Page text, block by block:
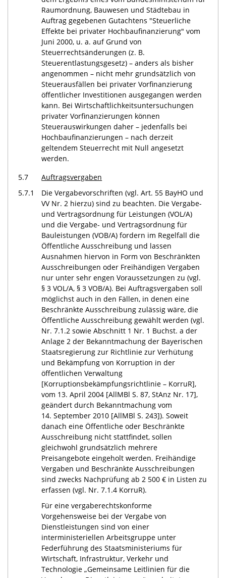
Raumordnung, Bauwesen und Städtebau in
Auftrag gegebenen Gutachtens "Steuerliche
Effekte bei privater Hochbaufinanzierung" vom
Juni 2000, u. a. auf Grund von
Steuerrechtsänderungen (z. B.
Steuerentlastungsgesetz) – anders als bisher
angenommen – nicht mehr grundsätzlich von
Steuerausfällen bei privater Vorfinanzierung
öffentlicher Investitionen ausgegangen werden
kann. Bei Wirtschaftlichkeitsuntersuchungen
privater Vorfinanzierungen können
Steuerauswirkungen daher – jedenfalls bei
Hochbaufinanzierungen – nach derzeit
geltendem Steuerrecht mit Null angesetzt
werden.
5.7
Auftragsvergaben
5.7.1
Die Vergabevorschriften (vgl. Art. 55 BayHO und
VV Nr. 2 hierzu) sind zu beachten. Die Vergabe-
und Vertragsordnung für Leistungen (VOL/A)
und die Vergabe- und Vertragsordnung für
Bauleistungen (VOB/A) fordern im Regelfall die
Öffentliche Ausschreibung und lassen
Ausnahmen hiervon in Form von Beschränkten
Ausschreibungen oder Freihändigen Vergaben
nur unter sehr engen Voraussetzungen zu (vgl.
§ 3 VOL/A, § 3 VOB/A). Bei Auftragsvergaben soll
möglichst auch in den Fällen, in denen eine
Beschränkte Ausschreibung zulässig wäre, die
Öffentliche Ausschreibung gewählt werden (vgl.
Nr. 7.1.2 sowie Abschnitt 1 Nr. 1 Buchst. a der
Anlage 2 der Bekanntmachung der Bayerischen
Staatsregierung zur Richtlinie zur Verhütung
und Bekämpfung von Korruption in der
öffentlichen Verwaltung
[Korruptionsbekämpfungsrichtlinie – KorruR],
vom 13. April 2004 [AllMBl S. 87, StAnz Nr. 17],
geändert durch Bekanntmachung vom
14. September 2010 [AllMBl S. 243]). Soweit
danach eine Öffentliche oder Beschränkte
Ausschreibung nicht stattfindet, sollen
gleichwohl grundsätzlich mehrere
Preisangebote eingeholt werden. Freihändige
Vergaben und Beschränkte Ausschreibungen
sind zwecks Nachprüfung ab 2 500 € in Listen zu
erfassen (vgl. Nr. 7.1.4 KorruR).
Für eine vergaberechtskonforme
Vorgehensweise bei der Vergabe von
Dienstleistungen sind von einer
interministeriellen Arbeitsgruppe unter
Federführung des Staatsministeriums für
Wirtschaft, Infrastruktur, Verkehr und
Technologie „Gemeinsame Leitlinien für die